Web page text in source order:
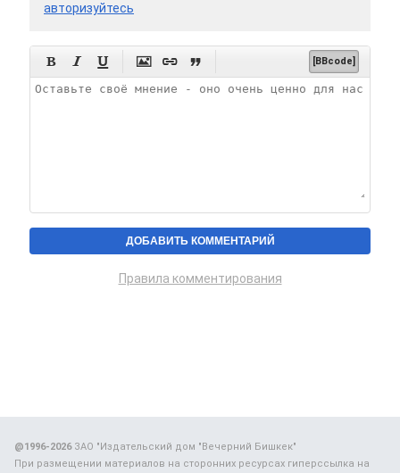
авторизуйтесь
      [BBcode]
Правила комментирования
@1996-2026ЗАО "Издательский дом "Вечерний Бишкек"
При размещении материалов на сторонних ресурсах гиперссылка на